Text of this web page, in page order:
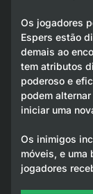
Os jogadores
Espers estão
demais ao
tem atributos
poderoso e
podem
iniciar uma
Os inimigos
móveis, e uma
jogadores